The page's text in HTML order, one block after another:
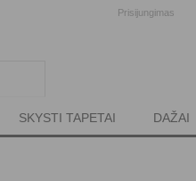
Prisijungimas
SKYSTI TAPETAI DAŽAI